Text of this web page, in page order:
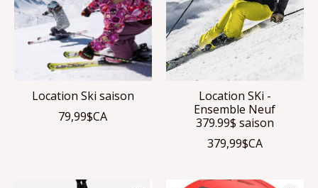
Location Ski saison
79,99$CA
Location SKi -
Ensemble Neuf
379.99$ saison
379,99$CA